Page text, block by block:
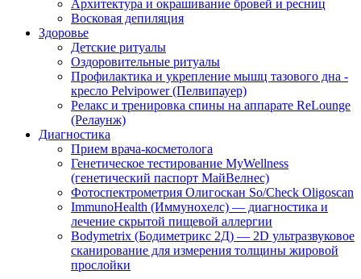
Архитектура и окрашивание бровей и ресниц
Восковая депиляция
Здоровье
Детские ритуалы
Оздоровительные ритуалы
Профилактика и укрепление мышц тазового дна -
кресло Pelvipower (Пелвипауер)
Релакс и тренировка спины на аппарате ReLounge
(Релаунж)
Диагностика
Прием врача-косметолога
Генетическое тестирование MyWellness
(генетический паспорт МайВелнес)
Фотоспектрометрия Олигоскан So/Check Oligoscan
ImmunoHealth (Иммунохелс) — диагностика и
лечение скрытой пищевой аллергии
Bodymetrix (Бодиметрикс 2Д) — 2D ультразвуковое
сканирование для измерения толщины жировой
прослойки